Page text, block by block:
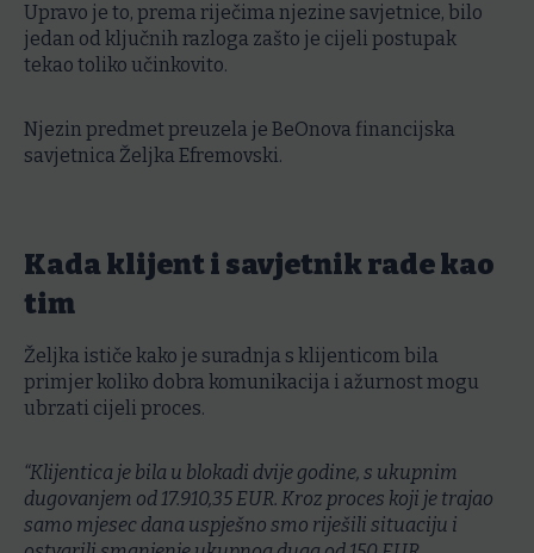
Upravo je to, prema riječima njezine savjetnice, bilo
jedan od ključnih razloga zašto je cijeli postupak
tekao toliko učinkovito.
Njezin predmet preuzela je BeOnova financijska
savjetnica Željka Efremovski.
Kada klijent i savjetnik rade kao
tim
Željka ističe kako je suradnja s klijenticom bila
primjer koliko dobra komunikacija i ažurnost mogu
ubrzati cijeli proces.
“Klijentica je bila u blokadi dvije godine, s ukupnim
dugovanjem od 17.910,35 EUR. Kroz proces koji je trajao
samo mjesec dana uspješno smo riješili situaciju i